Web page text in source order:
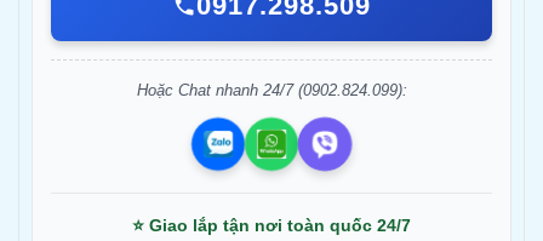
Hoặc Chat nhanh 24/7 (0902.824.099):
⭐ Giao lắp tận nơi toàn quốc 24/7